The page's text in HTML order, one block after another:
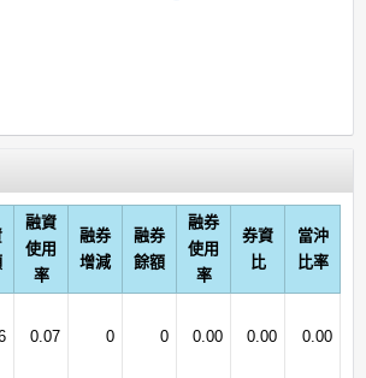
融資
使用
率
融券
增減
融券
餘額
融券
使用
率
券資
比
當沖
比率
0.07 0 0 0.00 0.00 0.00